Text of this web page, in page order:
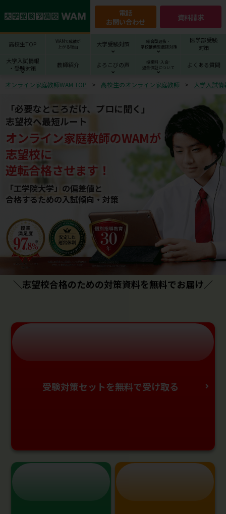
電話
お問い合わせ
資料請求
高校生TOP
WAMで成績が
上がる理由
大学受験対策
総合型選抜・
学校推薦型選抜対策
医学部受験
対策
大学入試情報
・受験対策
教師紹介 よろこびの声
授業料･入会･
返金保証について
よくある質問
オンライン家庭教師WAM TOP 高校生のオンライン家庭教師 大学入試
「必要なところだけ、プロに聞く」
志望校へ最短ルート
オンライン家庭教師のWAMが
志望校に
逆転合格させます！
「工学院大学」の偏差値と
合格するための⼊試傾向・対策
＼志望校合格のための対策資料を無料でお届け／
受験対策セットを無料で受け取る